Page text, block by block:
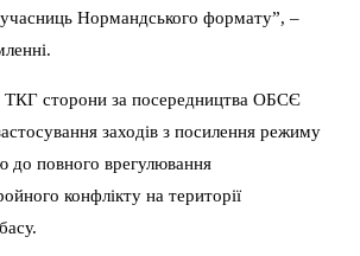
Нормандського формату”, –
ТКГ сторони за посередництва ОБСЄ
заходів з посилення режиму
до повного врегулювання
конфлікту на території